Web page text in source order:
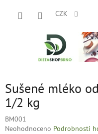
CZK
Sušené mléko
1/2 kg
BM001
Průměrné
Neohodnoceno Podrobnosti